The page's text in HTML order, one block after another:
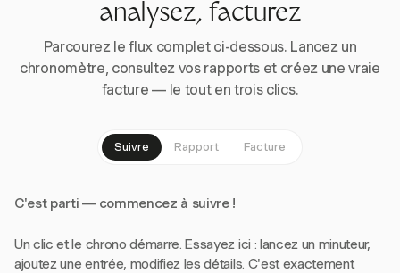
analysez, facturez
Parcourez le flux complet ci-dessous. Lancez un
chronomètre, consultez vos rapports et créez une vraie
facture — le tout en trois clics.
Suivre Rapport Facture
C'est parti — commencez à suivre !
Un clic et le chrono démarre. Essayez ici : lancez un minuteur,
ajoutez une entrée, modifiez les détails. C'est exactement